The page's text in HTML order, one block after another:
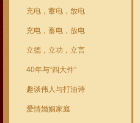
充电，蓄电，放电
充电，蓄电，放电
立德，立功，立言
40年与“四大件”
趣谈伟人与打油诗
爱情婚姻家庭